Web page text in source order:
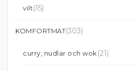
vilt(15)
KOMFORTMAT(303)
curry, nudlar och wok (21)